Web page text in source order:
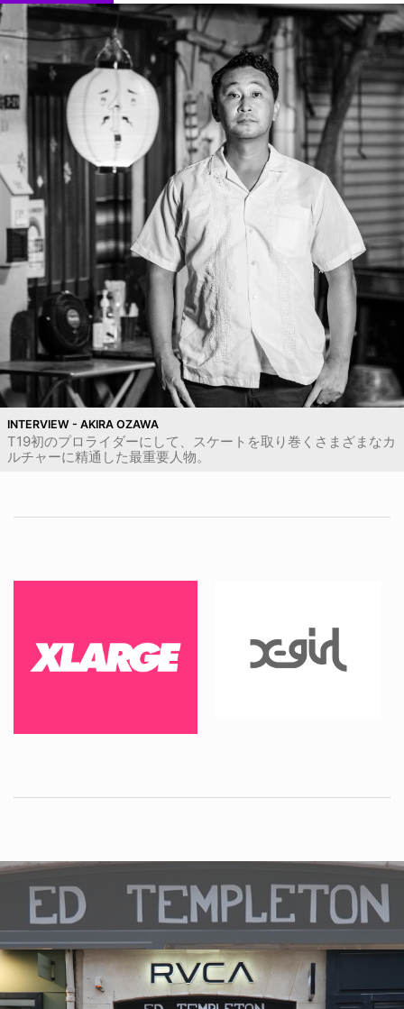
INTERVIEW - AKIRA OZAWA
T19初のプロライダーにして、スケートを取り巻くさまざまなカ
ルチャーに精通した最重要人物。